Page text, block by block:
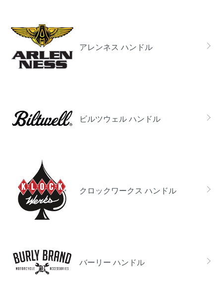
アレンネス ハンドル
ビルツウェル ハンドル
クロックワークス ハンドル
バーリー ハンドル